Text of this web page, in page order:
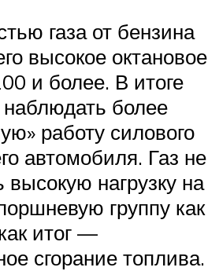
газа от бензина
высокое октановое
и более. В итоге
более
работу силового
автомобиля. Газ не
высокую нагрузку на
группу как
итог —
сгорание топлива.